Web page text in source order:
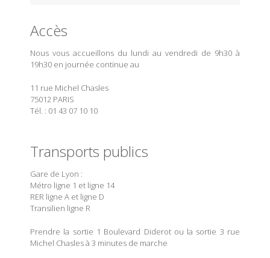
Accès
Nous vous accueillons du lundi au vendredi de 9h30 à
19h30 en journée continue au
11 rue Michel Chasles
75012 PARIS
Tél. : 01 43 07 10 10
Transports publics
Gare de Lyon :
Métro ligne 1 et ligne 14
RER ligne A et ligne D
Transilien ligne R
Prendre la sortie 1 Boulevard Diderot ou la sortie 3 rue
Michel Chasles à 3 minutes de marche